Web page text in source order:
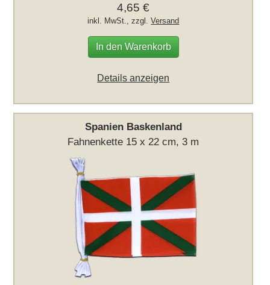
4,65 €
inkl. MwSt., zzgl.Versand
In den Warenkorb
Details anzeigen
Spanien Baskenland
Fahnenkette 15 x 22 cm, 3 m